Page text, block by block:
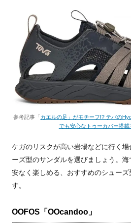
参考記事「カエルの足」がモチーフ!? テバの
でも安心なトゥーカバー搭載
ケガのリスクが高い岩場などに行く場
ーズ型のサンダルを選びましょう。
安なく楽しめる、おすすめのシューズ
す。
OOFOS「OOcandoo」